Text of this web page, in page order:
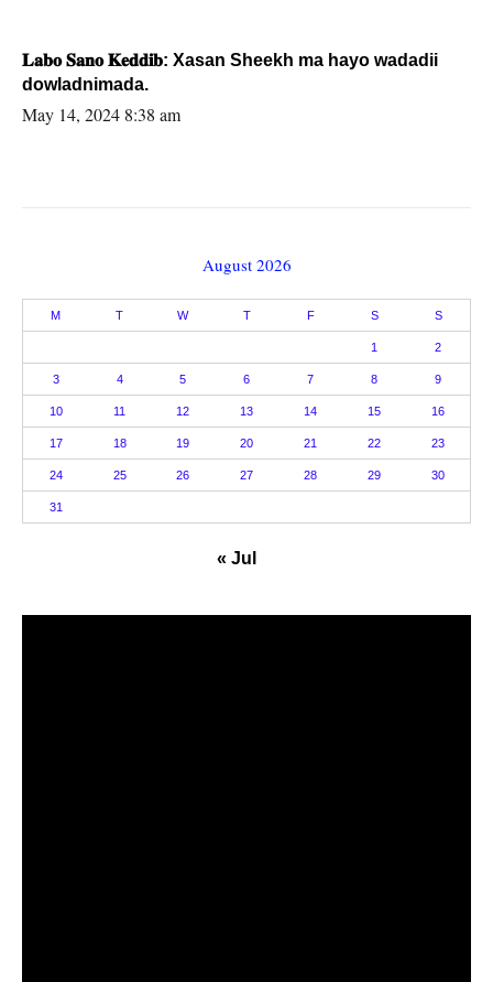
𝐋𝐚𝐛𝐨 𝐒𝐚𝐧𝐨 𝐊𝐞𝐝𝐝𝐢𝐛: Xasan Sheekh ma hayo wadadii
dowladnimada.
May 14, 2024 8:38 am
August 2026
M T W T F S S
1 2
3 4 5 6 7 8 9
10 11 12 13 14 15 16
17 18 19 20 21 22 23
24 25 26 27 28 29 30
31
« Jul